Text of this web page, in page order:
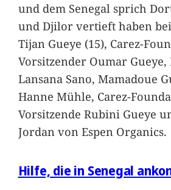
und dem Senegal sprich
und Djilor vertieft haben
Tijan Gueye (15), Carez-
Vorsitzender Oumar
Lansana Sano, Mamadoue
Hanne Mühle, Carez-
Vorsitzende Rubini Gueye
Jordan von Espen Organics.
Hilfe, die in Senegal